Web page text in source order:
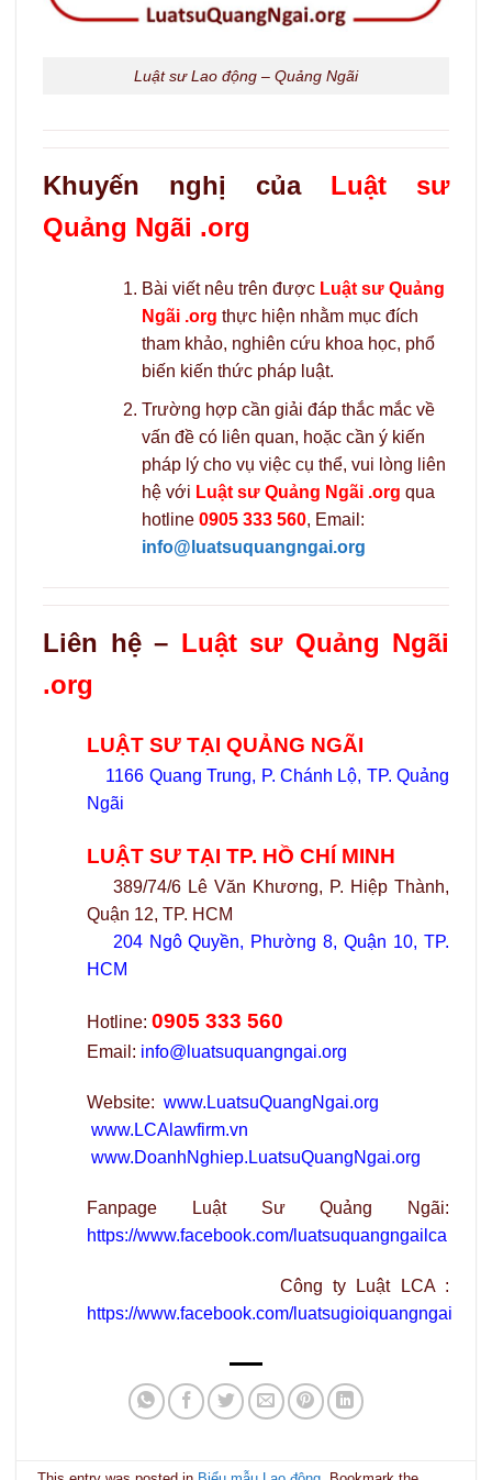
Luật sư Lao động – Quảng Ngãi
Khuyến nghị của Luật sư
Quảng Ngãi .org
Bài viết nêu trên được Luật sư Quảng
Ngãi .org thực hiện nhằm mục đích
tham khảo, nghiên cứu khoa học, phổ
biến kiến thức pháp luật.
Trường hợp cần giải đáp thắc mắc về
vấn đề có liên quan, hoặc cần ý kiến
pháp lý cho vụ việc cụ thể, vui lòng liên
hệ với Luật sư Quảng Ngãi .org qua
hotline 0905 333 560, Email:
info@luatsuquangngai.org
Liên hệ – Luật sư Quảng Ngãi
.org
LUẬT SƯ TẠI QUẢNG NGÃI
1166 Quang Trung, P. Chánh Lộ, TP. Quảng
Ngãi
LUẬT SƯ TẠI TP. HỒ CHÍ MINH
389/74/6 Lê Văn Khương, P. Hiệp Thành,
Quận 12, TP. HCM
204 Ngô Quyền, Phường 8, Quận 10, TP.
HCM
Hotline: 0905 333 560
Email: info@luatsuquangngai.org
Website: www.LuatsuQuangNgai.org
www.LCAlawfirm.vn
www.DoanhNghiep.LuatsuQuangNgai.org
Fanpage Luật Sư Quảng Ngãi:
https://www.facebook.com/luatsuquangngailca
Công ty Luật LCA :
https://www.facebook.com/luatsugioiquangngai